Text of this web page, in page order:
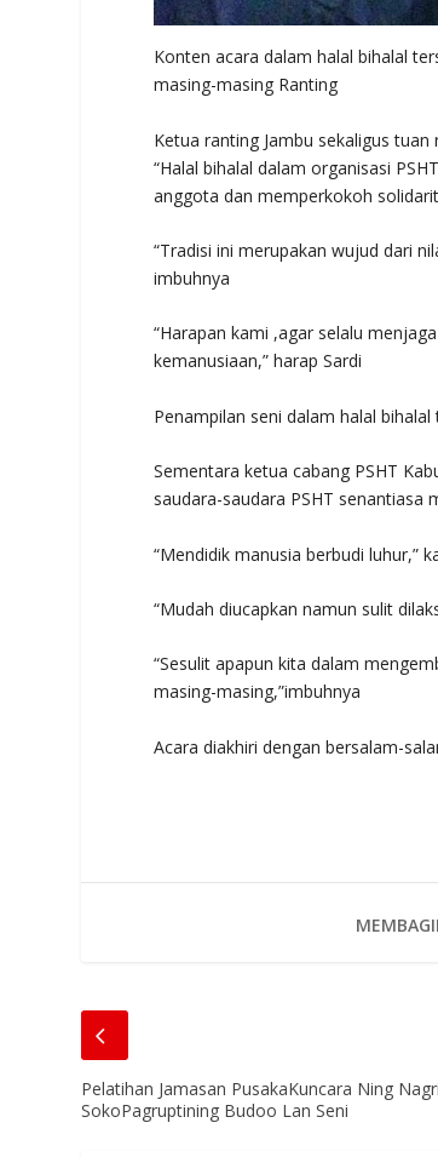
Konten acara dalam halal bihalal
masing-masing Ranting
Ketua ranting Jambu sekaligus
“Halal bihalal dalam organisasi
anggota dan memperkokoh
“Tradisi ini merupakan wujud dari
imbuhnya
“Harapan kami ,agar selalu
kemanusiaan,” harap Sardi
Penampilan seni dalam halal
Sementara ketua cabang PSHT
saudara-saudara PSHT senantiasa
“Mendidik manusia berbudi luhur,”
“Mudah diucapkan namun sulit
“Sesulit apapun kita dalam
masing-masing,”imbuhnya
Acara diakhiri dengan bersalam-
Pelatihan Jamasan PusakaKuncara Ning Nagri
SokoPagruptining Budoo Lan Seni